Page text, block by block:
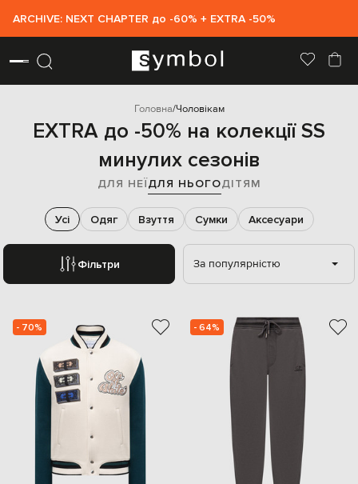
ARCHIVE: NEXT CHAPTER до -60% + EXTRA -50%
Головна Чоловікам
EXTRA до -50% на колекції SS
минулих сезонів
ДЛЯ НЕЇДЛЯ НЬОГОДІТЯМ
Фільтри
Усі Одяг Взуття Сумки Аксесуари
За популярністю
- 70% - 64%